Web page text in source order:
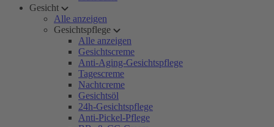
Gesicht
Alle anzeigen
Gesichtspflege
Alle anzeigen
Gesichtscreme
Anti-Aging-Gesichtspflege
Tagescreme
Nachtcreme
Gesichtsöl
24h-Gesichtspflege
Anti-Pickel-Pflege